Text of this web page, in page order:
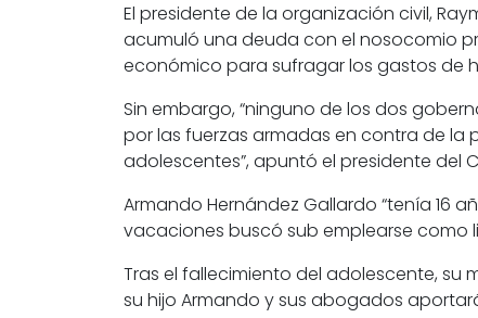
El presidente de la organización civil,
acumuló una deuda con el nosocomio
económico para sufragar los gastos de
Sin embargo, “ninguno de los dos
por las fuerzas armadas en contra de la
adolescentes”, apuntó el presidente del
Armando Hernández Gallardo “tenía 16
vacaciones buscó sub emplearse como
Tras el fallecimiento del adolescente, su
su hijo Armando y sus abogados